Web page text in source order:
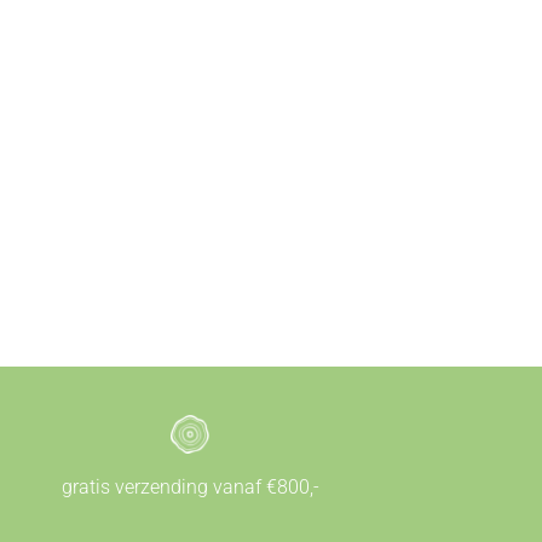
gratis verzending vanaf €800,-